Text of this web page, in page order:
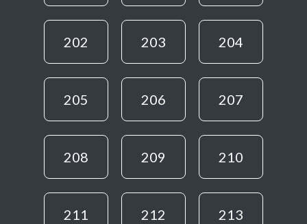
202 203 204
205 206 207
208 209 210
211 212 213